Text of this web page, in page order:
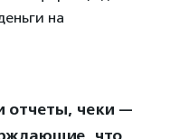
на
отчеты, чеки —